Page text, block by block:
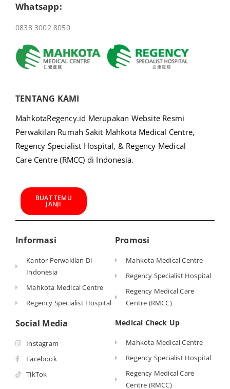
Whatsapp:
0838 3002 8050
TENTANG KAMI
MahkotaRegency.id Merupakan Website Resmi
Perwakilan Rumah Sakit Mahkota Medical Centre,
Regency Specialist Hospital, & Regency Medical
Care Centre (RMCC) di Indonesia.
BUAT TEMU
JANJI
Informasi
Kantor Perwakilan Di
Indonesia
Mahkota Medical Centre
Regency Specialist Hospital
Social Media
Instagram
Facebook
TikTok
Promosi
Mahkota Medical Centre
Regency Specialist Hospital
Regency Medical Care
Centre (RMCC)
Medical Check Up
Mahkota Medical Centre
Regency Specialist Hospital
Regency Medical Care
Centre (RMCC)